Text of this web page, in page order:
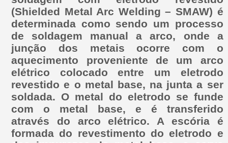
(Shielded Metal Arc Welding – SMAW) é
determinada como sendo um processo
de soldagem manual a arco, onde a
junção dos metais ocorre com o
aquecimento proveniente de um arco
elétrico colocado entre um eletrodo
revestido e o metal base, na junta a ser
soldada. O metal do eletrodo se funde
com o metal base, e é transferido
através do arco elétrico. A escória é
formada do revestimento do eletrodo e